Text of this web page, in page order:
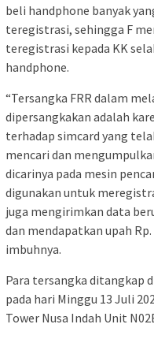
beli handphone banyak
teregistrasi, sehingga F
teregistrasi kepada KK
handphone.
“Tersangka FRR dalam
dipersangkakan adalah
terhadap simcard yang
mencari dan
dicarinya pada mesin
digunakan untuk
juga mengirimkan data
dan mendapatkan upah Rp.
imbuhnya.
Para tersangka ditangkap
pada hari Minggu 13 Juli
Tower Nusa Indah Unit